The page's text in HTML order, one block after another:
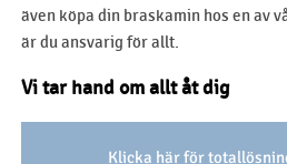
även köpa din braskamin hos en av
är du ansvarig för allt.
Vi tar hand om allt åt dig
Klicka här för